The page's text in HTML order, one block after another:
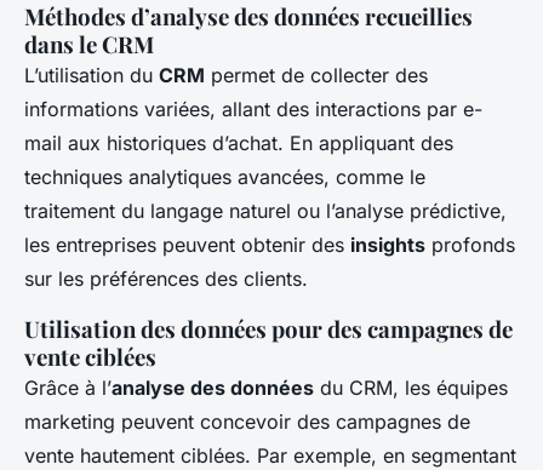
Méthodes d’analyse des données recueillies
dans le CRM
L’utilisation du CRM permet de collecter des
informations variées, allant des interactions par e-
mail aux historiques d’achat. En appliquant des
techniques analytiques avancées, comme le
traitement du langage naturel ou l’analyse prédictive,
les entreprises peuvent obtenir des insights profonds
sur les préférences des clients.
Utilisation des données pour des campagnes de
vente ciblées
Grâce à l’analyse des données du CRM, les équipes
marketing peuvent concevoir des campagnes de
vente hautement ciblées. Par exemple, en segmentant